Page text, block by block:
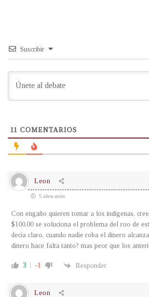
Suscribir
11 COMENTARIOS
Leon
5 años atrás
Con engaño quieren tomar a los indigenas,
$100.00 se soluciona el problema del roo de
decia claro, cuando nadie roba el dinero
dinero hace falta tanto? mas peor que los
3 -1 Responder
Leon